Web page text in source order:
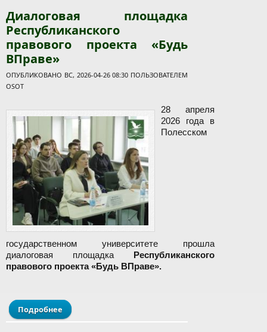
20-летию УО "Полесский государственный
университет"
Диалоговая площадка
Республиканского
правового проекта «Будь
ВПраве»
ОПУБЛИКОВАНО ВС, 2026-04-26 08:30 ПОЛЬЗОВАТЕЛЕМ
OSOT
28 апреля
2026 года в
Полесском
государственном университете прошла
диалоговая площадка Республиканского
правового проекта «Будь ВПраве».
Подробнее о Диалоговая площадка Республиканского
правового проекта «Будь ВПраве»